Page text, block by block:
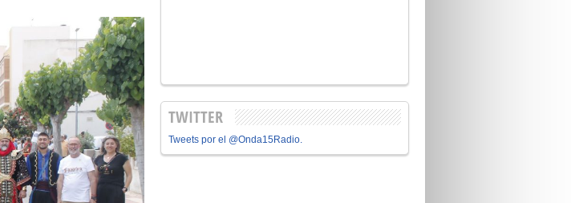
TWITTER
Tweets por el @Onda15Radio.